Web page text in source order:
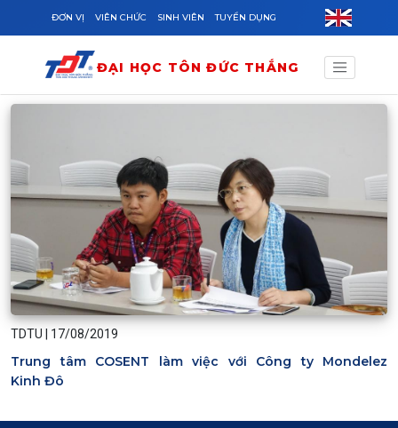
Skip to main content
ĐƠN VỊ VIÊN CHỨC SINH VIÊN TUYỂN DỤNG
ĐẠI HỌC TÔN ĐỨC THẮNG
TDTU 17/08/2019
Trung tâm COSENT làm việc với Công ty Mondelez
Kinh Đô